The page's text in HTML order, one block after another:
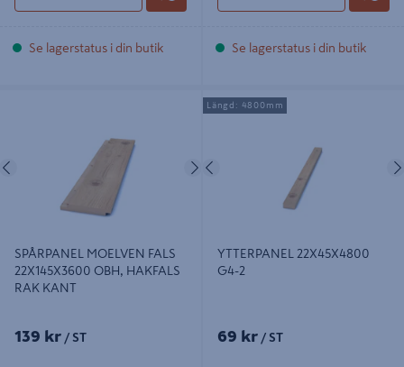
Se lagerstatus i din butik Se lagerstatus i din butik
Nästa
SPÅRPANEL MOELVEN FALS
22X145X3600 OBH, HAKFALS
RAK KANT
139 kr / ST
YTTERPANEL 22X45X4800 G4-2
YTTERPANEL 22X45X4800
G4-2
69 kr / ST
Längd: 4800mm